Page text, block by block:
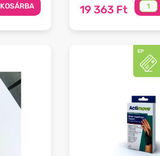
KOSÁRBA 19 363 Ft